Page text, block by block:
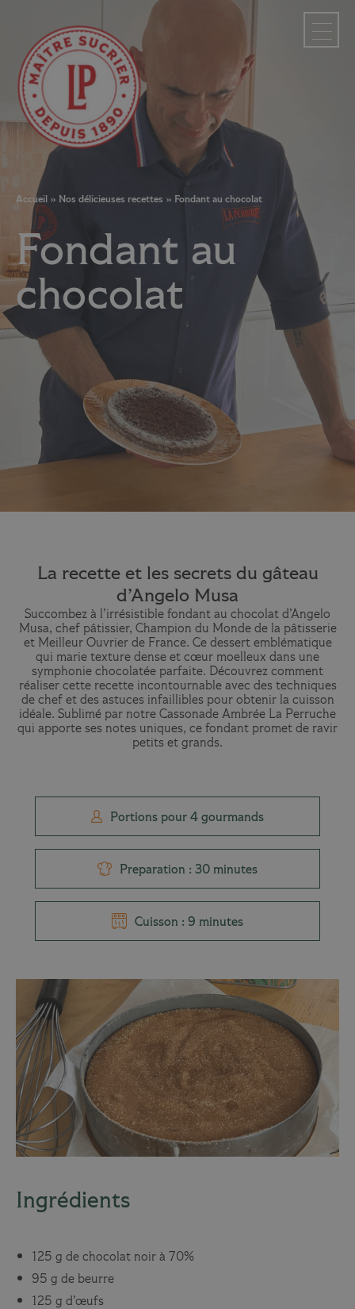
Accueil » Nos délicieuses recettes » Fondant au chocolat
Fondant au
chocolat
La recette et les secrets du gâteau
d’Angelo Musa
Succombez à l’irrésistible fondant au chocolat d’Angelo
Musa, chef pâtissier, Champion du Monde de la pâtisserie
et Meilleur Ouvrier de France. Ce dessert emblématique
qui marie texture dense et cœur moelleux dans une
symphonie chocolatée parfaite. Découvrez comment
réaliser cette recette incontournable avec des techniques
de chef et des astuces infaillibles pour obtenir la cuisson
idéale. Sublimé par notre Cassonade Ambrée La Perruche
qui apporte ses notes uniques, ce fondant promet de ravir
petits et grands.
Portions pour 4 gourmands
Preparation : 30 minutes
Cuisson : 9 minutes
Ingrédients
125 g de chocolat noir à 70%
95 g de beurre
125 g d’œufs
Panneau de gestion des cookies